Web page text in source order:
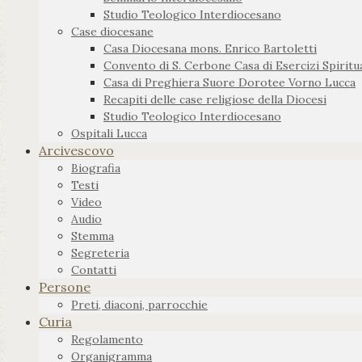
Studio Teologico Interdiocesano
Case diocesane
Casa Diocesana mons. Enrico Bartoletti
Convento di S. Cerbone Casa di Esercizi
Casa di Preghiera Suore Dorotee Vorno Lucca
Recapiti delle case religiose della Diocesi
Studio Teologico Interdiocesano
Ospitali Lucca
Arcivescovo
Biografia
Testi
Video
Audio
Stemma
Segreteria
Contatti
Persone
Preti, diaconi, parrocchie
Curia
Regolamento
Organigramma